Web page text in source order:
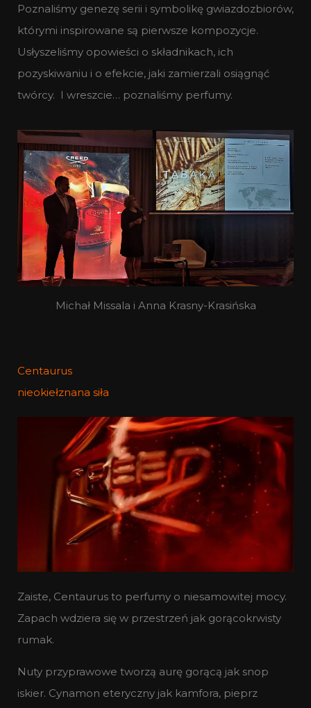
Poznaliśmy genezę serii i symbolikę gwiazdozbiorów,
którymi inspirowane są pierwsze kompozycje.
Usłyszeliśmy opowieści o składnikach, ich
pozyskiwaniu i o efekcie, jaki zamierzali osiągnąć
twórcy. I wreszcie… poznaliśmy perfumy.
Michał Missala i Anna Krasny-Krasińska
Centaurus
nieokiełznana siła
Zaiste, Centaurus to perfumy o niesamowitej mocy.
Zapach wdziera się w przestrzeń jak gorącokrwisty
rumak.
Nuty przyprawowe tworzą aurę gorącą jak snop
iskier. Cynamon eteryczny jak kamfora, pieprz